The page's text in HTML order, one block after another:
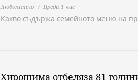
Любопитно Преди 1 час
Какво съдържа семейното меню на
Хирошима отбеляза 81